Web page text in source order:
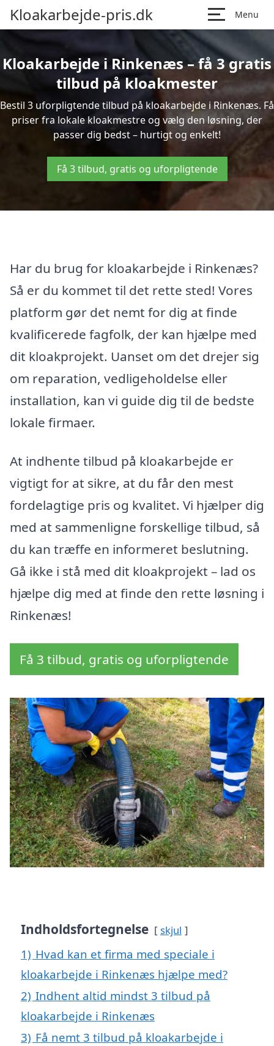
Kloakarbejde-pris.dk Menu
Kloakarbejde i Rinkenæs – få 3 gratis
tilbud på kloakmester
Bestil 3 uforpligtende tilbud på kloakarbejde i Rinkenæs. Få
priser fra lokale kloakmestre og vælg den løsning, der
passer dig bedst – hurtigt og enkelt!
Få 3 tilbud, gratis og uforpligtende
Har du brug for kloakarbejde i Rinkenæs?
Så er du kommet til det rette sted! Vores
platform gør det nemt for dig at finde
kvalificerede fagfolk, der kan hjælpe med
dit kloakprojekt. Uanset om det drejer sig
om reparation, vedligeholdelse eller
installation, kan vi guide dig til de bedste
lokale firmaer.
At indhente tilbud på kloakarbejde er
vigtigt for at sikre, at du får den mest
fordelagtige pris og kvalitet. Vi hjælper dig
med at sammenligne forskellige tilbud, så
du kan træffe en informeret beslutning.
Gå ikke i stå med dit kloakprojekt – lad os
hjælpe dig med at finde den rette løsning i
Rinkenæs!
Få 3 tilbud, gratis og uforpligtende
Indholdsfortegnelse skjul
1) Hvad kan et firma med speciale i
kloakarbejde i Rinkenæs hjælpe med?
2) Indhent altid mindst 3 tilbud på
kloakarbejde i Rinkenæs
3) Få nemt 3 tilbud på kloakarbejde i